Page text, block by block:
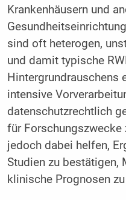
Krankenhäusern und
sind oft heterogen,
und damit typische
Hintergrundrauschens
intensive
datenschutzrechtlich
für Forschungszwecke
jedoch dabei helfen,
Studien zu bestätigen,
klinische Prognosen